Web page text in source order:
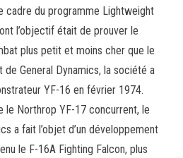
cadre du programme Lightweight
l’objectif était de prouver le
plus petit et moins cher que le
General Dynamics, la société a
YF-16 en février 1974.
le Northrop YF-17 concurrent, le
a fait l’objet d’un développement
le F-16A Fighting Falcon, plus